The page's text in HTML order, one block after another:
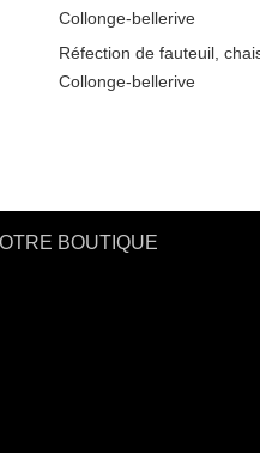
Collonge-bellerive
Réfection de fauteuil,
Collonge-bellerive
BOUTIQUE